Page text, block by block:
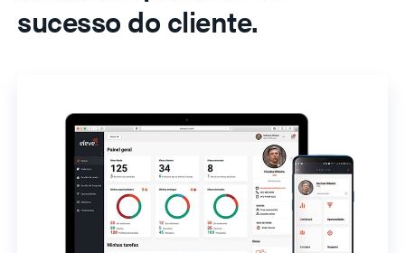
sucesso do cliente.